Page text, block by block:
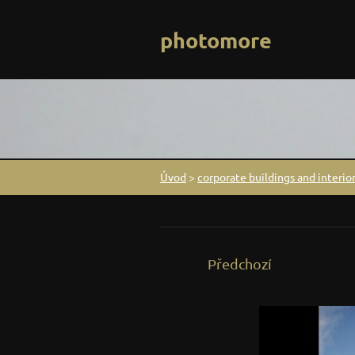
photomore
Úvod > corporate buildings and
Předchozí